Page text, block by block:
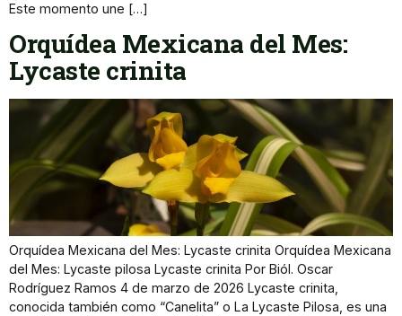
Este momento une […]
Orquídea Mexicana del Mes:
Lycaste crinita
Orquídea Mexicana del Mes: Lycaste crinita Orquídea Mexicana
del Mes: Lycaste pilosa Lycaste crinita Por Biól. Oscar
Rodríguez Ramos 4 de marzo de 2026 Lycaste crinita,
conocida también como “Canelita” o La Lycaste Pilosa, es una